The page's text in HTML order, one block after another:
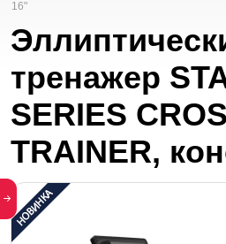
16"
тренажер
SERIES
TRAINER,